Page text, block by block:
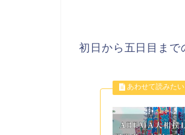
初日から五日目まで